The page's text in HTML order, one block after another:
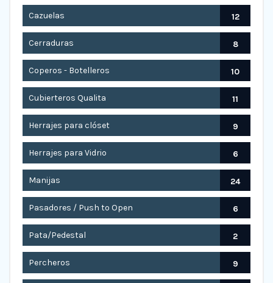
Cazuelas 12
Cerraduras 8
Coperos - Botelleros 10
Cubierteros Qualita 11
Herrajes para clóset 9
Herrajes para Vidrio 6
Manijas 24
Pasadores / Push to Open 6
Pata/Pedestal 2
Percheros 9